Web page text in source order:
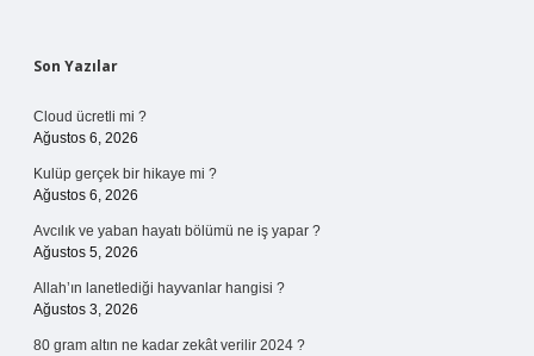
Sidebar
Son Yazılar
Cloud ücretli mi ?
Ağustos 6, 2026
Kulüp gerçek bir hikaye mi ?
Ağustos 6, 2026
Avcılık ve yaban hayatı bölümü ne iş yapar ?
Ağustos 5, 2026
Allah’ın lanetlediği hayvanlar hangisi ?
Ağustos 3, 2026
80 gram altın ne kadar zekât verilir 2024 ?